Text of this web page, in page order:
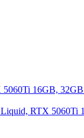
16GB,
RTX